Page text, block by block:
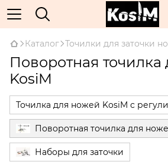
Каталог Точилки для заточки
Поворотная
KosiM
Поворотная точилка для
Наборы для заточки